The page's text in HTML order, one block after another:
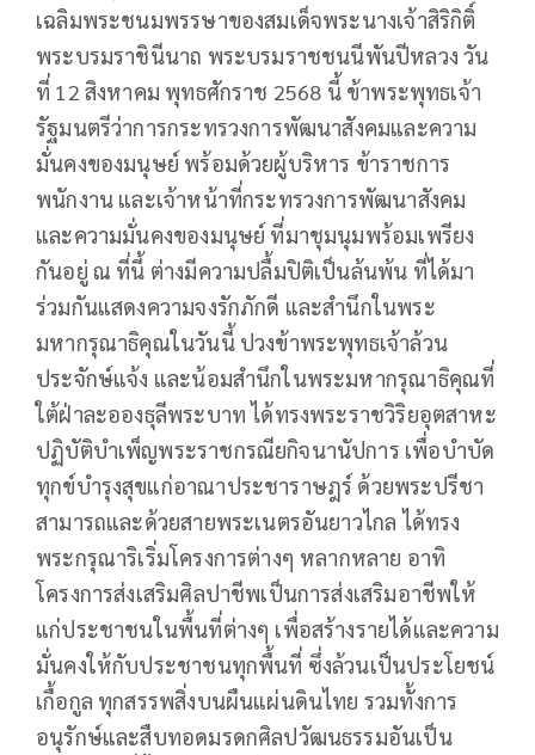
เฉลิมพระชนมพรรษาของสมเด็จพระนางเจ้าสิริกิติ์
พระบรมราชินีนาถ พระบรมราชชนนีพันปีหลวง วัน
ที่ 12 สิงหาคม พุทธศักราช 2568 นี้ ข้าพระพุทธเจ้า
รัฐมนตรีว่าการกระทรวงการพัฒนาสังคมและความ
มั่นคงของมนุษย์ พร้อมด้วยผู้บริหาร ข้าราชการ
พนักงาน และเจ้าหน้าที่กระทรวงการพัฒนาสังคม
และความมั่นคงของมนุษย์ ที่มาชุมนุมพร้อมเพรียง
กันอยู่ ณ ที่นี้ ต่างมีความปลื้มปิติเป็นล้นพ้น ที่ได้มา
ร่วมกันแสดงความจงรักภักดี และสำนึกในพระ
มหากรุณาธิคุณในวันนี้ ปวงข้าพระพุทธเจ้าล้วน
ประจักษ์แจ้ง และน้อมสำนึกในพระมหากรุณาธิคุณที่
ใต้ฝ่าละอองธุลีพระบาท ได้ทรงพระราชวิริยอุตสาหะ
ปฏิบัติบำเพ็ญพระราชกรณียกิจนานัปการ เพื่อบำบัด
ทุกข์บำรุงสุขแก่อาณาประชาราษฎร์ ด้วยพระปรีชา
สามารถและด้วยสายพระเนตรอันยาวไกล ได้ทรง
พระกรุณาริเริ่มโครงการต่างๆ หลากหลาย อาทิ
โครงการส่งเสริมศิลปาชีพเป็นการส่งเสริมอาชีพให้
แก่ประชาชนในพื้นที่ต่างๆ เพื่อสร้างรายได้และความ
มั่นคงให้กับประชาชนทุกพื้นที่ ซึ่งล้วนเป็นประโยชน์
เกื้อกูล ทุกสรรพสิ่งบนผืนแผ่นดินไทย รวมทั้งการ
อนุรักษ์และสืบทอดมรดกศิลปวัฒนธรรมอันเป็น